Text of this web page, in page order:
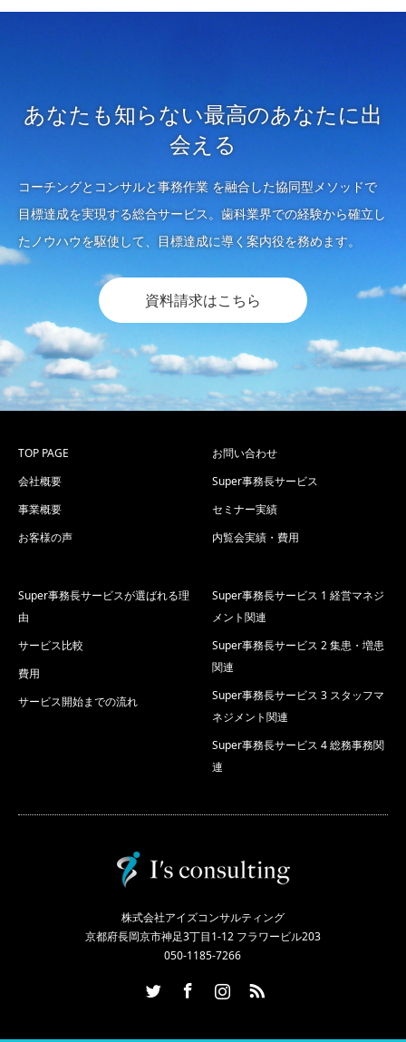
あなたも知らない最高のあなたに出
会える
コーチングとコンサルと事務作業 を融合した協同型メソッドで
目標達成を実現する総合サービス。歯科業界での経験から確立し
たノウハウを駆使して、目標達成に導く案内役を務めます。
資料請求はこちら
TOP PAGE
会社概要
事業概要
お客様の声
お問い合わせ
Super事務長サービス
セミナー実績
内覧会実績・費用
Super事務長サービスが選ばれる理
由
サービス比較
費用
サービス開始までの流れ
Super事務長サービス 1 経営マネジ
メント関連
Super事務長サービス 2 集患・増患
関連
Super事務長サービス 3 スタッフマ
ネジメント関連
Super事務長サービス 4 総務事務関
連
株式会社アイズコンサルティング
京都府長岡京市神足3丁目1-12 フラワービル203
050-1185-7266
InstagramRSS